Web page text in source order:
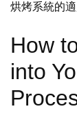
烘烤系統的適
How
into